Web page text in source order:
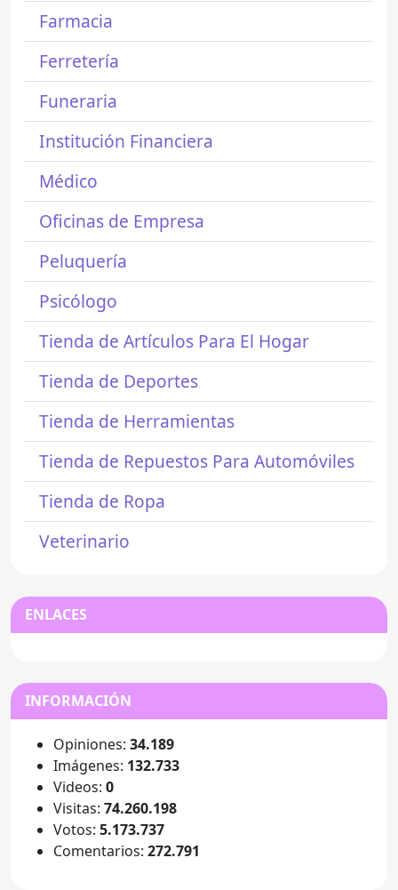
Farmacia
Ferretería
Funeraria
Institución Financiera
Médico
Oficinas de Empresa
Peluquería
Psicólogo
Tienda de Artículos Para El Hogar
Tienda de Deportes
Tienda de Herramientas
Tienda de Repuestos Para Automóviles
Tienda de Ropa
Veterinario
ENLACES
INFORMACIÓN
Opiniones: 34.189
Imágenes: 132.733
Videos: 0
Visitas: 74.260.198
Votos: 5.173.737
Comentarios: 272.791